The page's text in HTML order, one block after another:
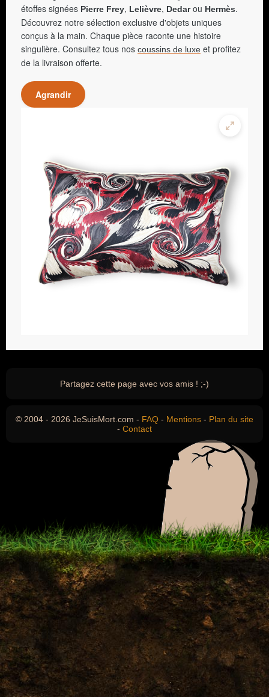
étoffes signées Pierre Frey, Lelièvre, Dedarou Hermès.
Découvrez notre sélection exclusive d'objets uniques
conçus à la main. Chaque pièce raconte une histoire
singulière. Consultez tous nos coussins de luxe et profitez
de la livraison offerte.
Agrandir
Partagez cette page avec vos amis ! ;-)
© 2004 - 2026 JeSuisMort.com - FAQ - Mentions - Plan du site
- Contact